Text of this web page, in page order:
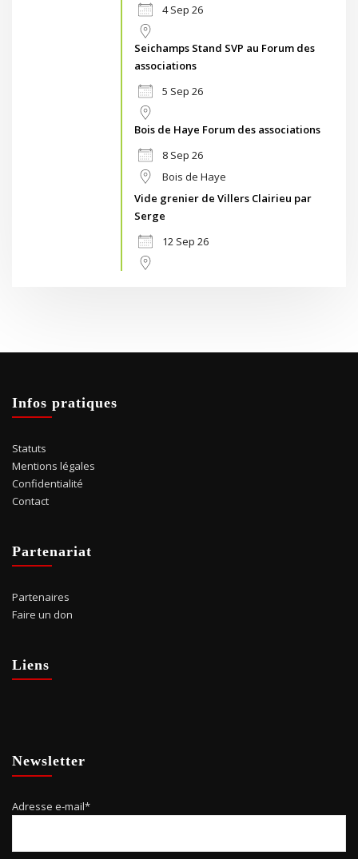
4 Sep 26
Seichamps Stand SVP au Forum des
associations
5 Sep 26
Bois de Haye Forum des associations
8 Sep 26
Bois de Haye
Vide grenier de Villers Clairieu par
Serge
12 Sep 26
Infos pratiques
Statuts
Mentions légales
Confidentialité
Contact
Partenariat
Partenaires
Faire un don
Liens
Newsletter
Adresse e-mail*